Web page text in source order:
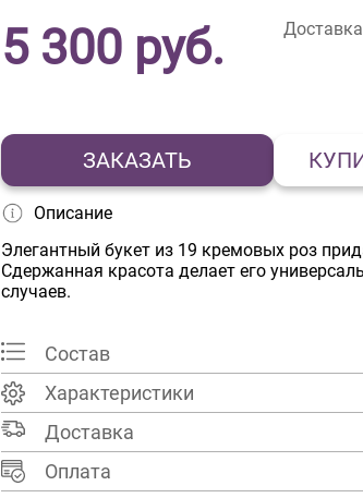
5 300 руб.
ЗАКАЗАТЬ
Описание
Элегантный букет из 19 кремовых роз
Сдержанная красота делает его
случаев.
Состав
Характеристики
Доставка
Оплата